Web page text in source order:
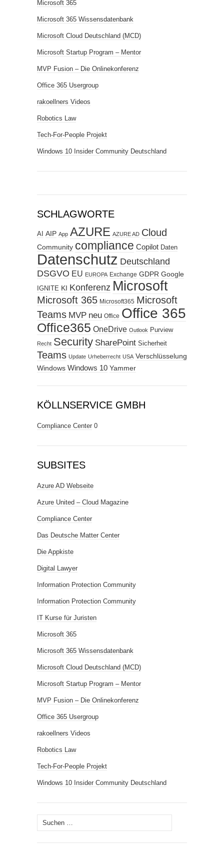
Microsoft 365
Microsoft 365 Wissensdatenbank
Microsoft Cloud Deutschland (MCD)
Microsoft Startup Program – Mentor
MVP Fusion – Die Onlinekonferenz
Office 365 Usergroup
rakoellners Videos
Robotics Law
Tech-For-People Projekt
Windows 10 Insider Community Deutschland
SCHLAGWORTE
AI AIP App AZURE AZURE AD Cloud
Community compliance Copilot Daten
Datenschutz Deutschland
DSGVO EU EUROPA Exchange GDPR Google
IGNITE KI Konferenz Microsoft
Microsoft 365 Microsoft365 Microsoft
Teams MVP neu Office Office 365
Office365 OneDrive Outlook Purview
Recht Security SharePoint Sicherheit
Teams Update Urheberrecht USA Verschlüsselung
Windows Windows 10 Yammer
KÖLLNSERVICE GMBH
Compliance Center 0
SUBSITES
Azure AD Webseite
Azure United – Cloud Magazine
Compliance Center
Das Deutsche Matter Center
Die Appkiste
Digital Lawyer
Information Protection Community
Information Protection Community
IT Kurse für Juristen
Microsoft 365
Microsoft 365 Wissensdatenbank
Microsoft Cloud Deutschland (MCD)
Microsoft Startup Program – Mentor
MVP Fusion – Die Onlinekonferenz
Office 365 Usergroup
rakoellners Videos
Robotics Law
Tech-For-People Projekt
Windows 10 Insider Community Deutschland
Suchen
nach: